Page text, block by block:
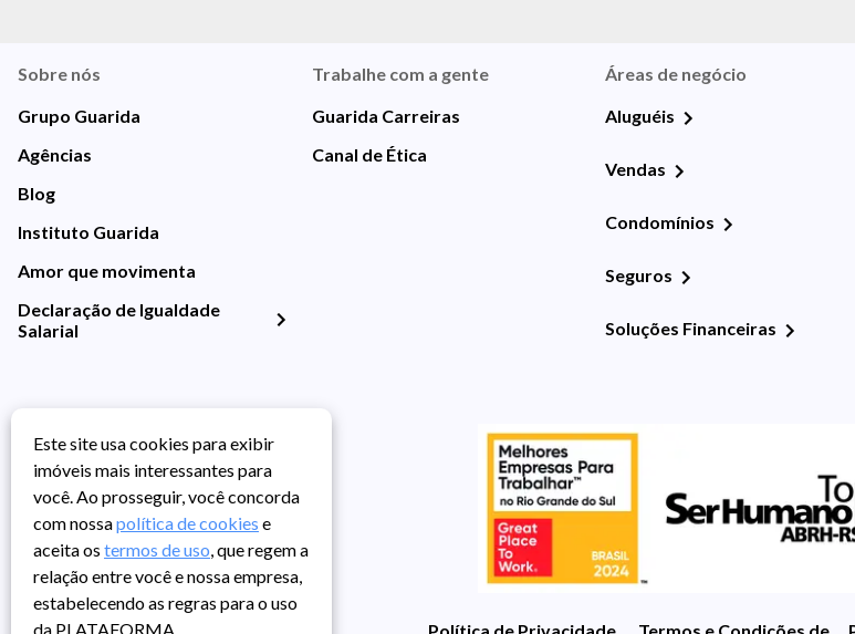
Sobre nós
Grupo Guarida
Agências
Blog
Instituto Guarida
Amor que movimenta
Declaração de Igualdade
Salarial
Trabalhe com a gente
Guarida Carreiras
Canal de Ética
Áreas de negócio
Aluguéis
Vendas
Condomínios
Seguros
Soluções Financeiras
Política de Privacidade Termos e Condições de
Este site usa cookies para exibir
imóveis mais interessantes para
você. Ao prosseguir, você concorda
com nossapolítica de cookies e
aceita os termos de uso, que regem a
relação entre você e nossa empresa,
estabelecendo as regras para o uso
da PLATAFORMA.